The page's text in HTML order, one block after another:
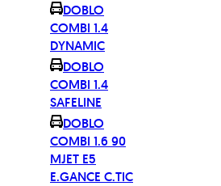
DOBLO
COMBI 1.4
DYNAMIC
DOBLO
COMBI 1.4
SAFELINE
DOBLO
COMBI 1.6 90
MJET E5
E.GANCE C.TIC